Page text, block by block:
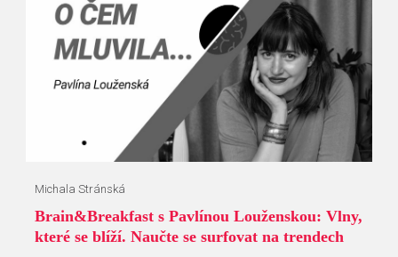
Michala Stránská
Brain&Breakfast s Pavlínou Louženskou: Vlny,
které se blíží. Naučte se surfovat na trendech